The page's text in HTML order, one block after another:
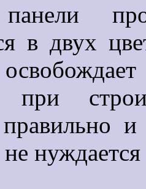
панели
в двух
при
правильно